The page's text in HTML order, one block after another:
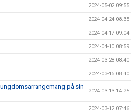
2024-05-02 09:55
2024-04-24 08:35
2024-04-17 09:04
2024-04-10 08:59
2024-03-28 08:40
2024-03-15 08:40
på sin
2024-03-13 14:25
2024-03-12 07:46